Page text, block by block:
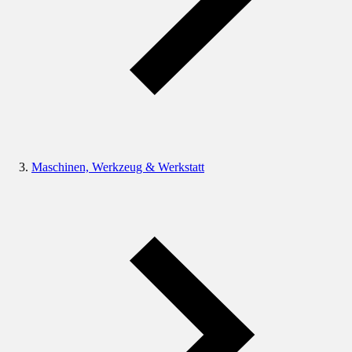
Maschinen, Werkzeug & Werkstatt